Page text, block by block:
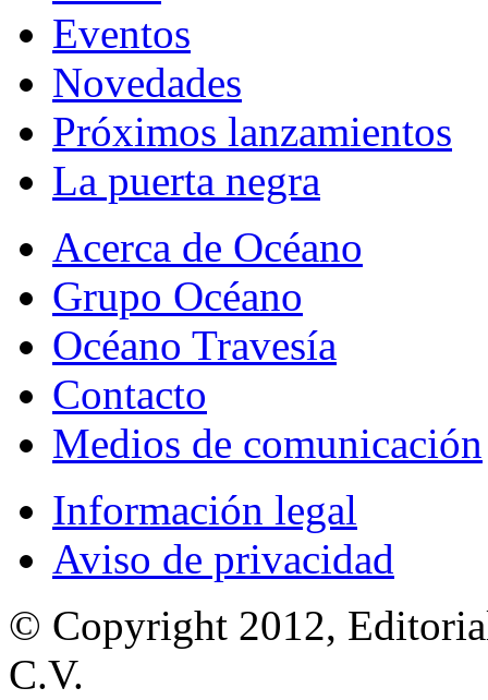
Eventos
Novedades
Próximos lanzamientos
La puerta negra
Acerca de Océano
Grupo Océano
Océano Travesía
Contacto
Medios de comunicación
Información legal
Aviso de privacidad
© Copyright 2012,
C.V.